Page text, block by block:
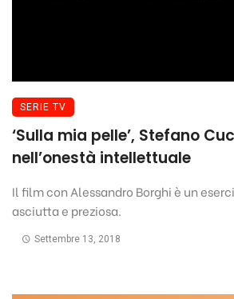
SERIE TV
‘Sulla mia pelle’, Stefano
nell’onestà intellettuale
Il film con Alessandro Borghi è un
asciutta e preziosa.
Settembre 13, 2018